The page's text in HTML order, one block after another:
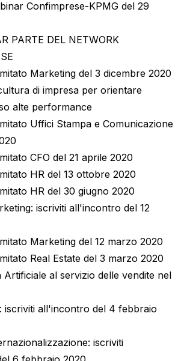
Confimprese-KPMG del 29
PARTE DEL NETWORK
Marketing del 3 dicembre 2020
di impresa per orientare
alte performance
Uffici Stampa e Comunicazione
CFO del 21 aprile 2020
HR del 13 ottobre 2020
HR del 30 giugno 2020
iscriviti all'incontro del 12
Marketing del 12 marzo 2020
Real Estate del 3 marzo 2020
Artificiale al servizio delle vendite nel
iscriviti all'incontro del 4 febbraio
iscriviti